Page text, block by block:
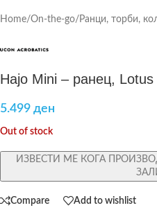
Home/On-the-go/ Ранци, торби,
Hajo Mini – ранец,
5.499 ден
Out of stock
ИЗВЕСТИ МЕ КОГА
Compare Add to wishlist